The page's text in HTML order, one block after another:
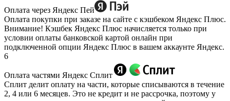
Оплата через Яндекс Пей
Оплата покупки при заказе на сайте с кэшбеком Яндекс Плюс.
Внимание! Кэшбек Яндекс Плюс начисляется только при
условии оплаты банковской картой онлайн при
подключенной опции Яндекс Плюс в вашем аккаунте Яндекс.
6
Оплата частями Яндекс Сплит
Сплит делит оплату на части, которые списываются в течение
2, 4 или 6 месяцев. Это не кредит и не рассрочка, поэтому у